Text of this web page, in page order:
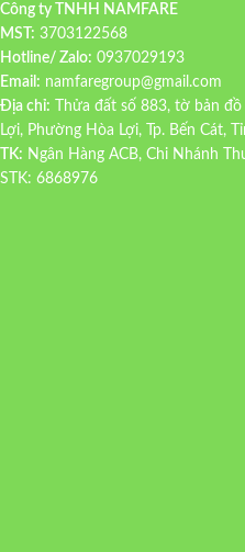
Công ty TNHH NAMFARE
MST: 3703122568
Hotline/ Zalo: 0937029193
Email: namfaregroup@gmail.com
Địa chỉ: Thửa đất số 883, tờ bản
Lợi, Phường Hòa Lợi, Tp. Bến Cát,
TK: Ngân Hàng ACB, Chi Nhánh
STK: 6868976